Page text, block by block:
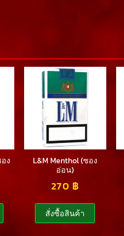
ง L&M Menthol (ซอง
อ่อน)
270 ฿
สั่งซื้อสินค้า